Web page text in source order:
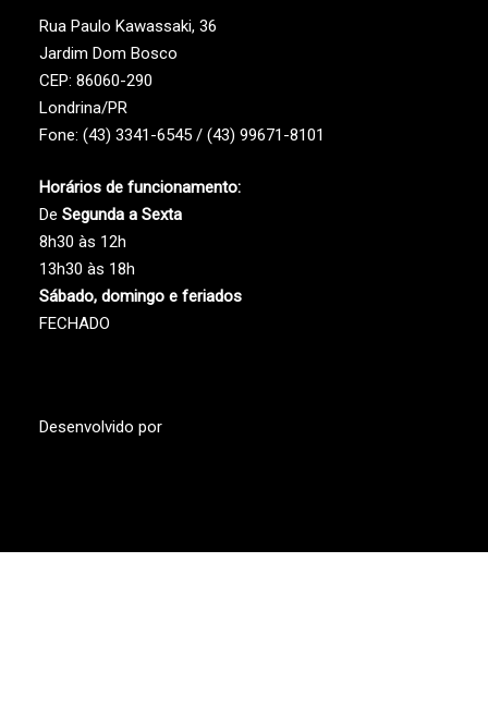
Rua Paulo Kawassaki, 36
Jardim Dom Bosco
CEP: 86060-290
Londrina/PR
Fone: (43) 3341-6545 / (43) 99671-8101
Horários de funcionamento:
De Segunda a Sexta
8h30 às 12h
13h30 às 18h
Sábado, domingo e feriados
FECHADO
Desenvolvido por